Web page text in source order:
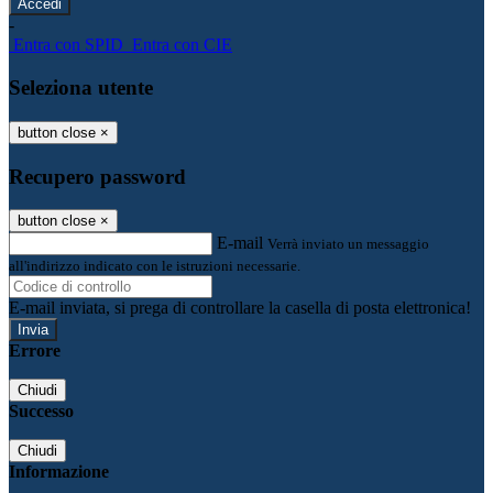
-
Entra con SPID Entra con CIE
Seleziona utente
button close ×
Recupero password
button close ×
E-mail Verrà inviato un messaggio
all'indirizzo indicato con le istruzioni necessarie.
E-mail inviata, si prega di controllare la casella di posta elettronica!
Errore
Chiudi
Successo
Chiudi
Informazione